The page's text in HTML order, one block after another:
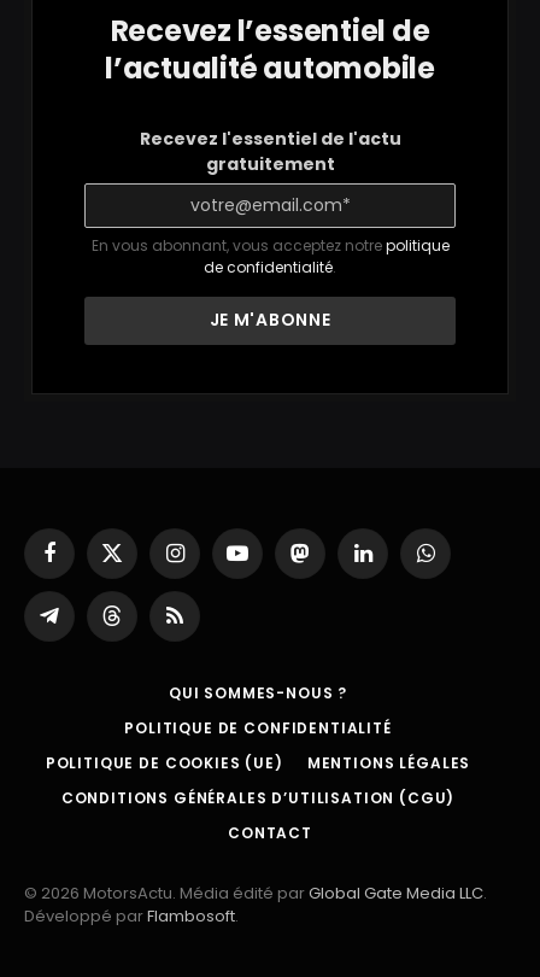
Recevez l’essentiel de
l’actualité automobile
Recevez l'essentiel de l'actu
gratuitement
En vous abonnant, vous acceptez notrepolitique
de confidentialité.
Facebook
X
(Twitter)
InstagramYouTubeMastodonLinkedInWhatsApp
Partager
sur
ThreadsRSS
QUI SOMMES-NOUS ?
POLITIQUE DE CONFIDENTIALITÉ
POLITIQUE DE COOKIES (UE)
MENTIONS LÉGALES
CONDITIONS GÉNÉRALES D’UTILISATION (CGU)
CONTACT
© 2026 MotorsActu. Média édité parGlobal Gate Media LLC.
Développé parFlambosoft.